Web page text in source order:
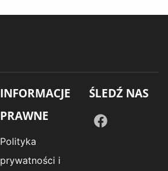
INFORMACJE
PRAWNE
Polityka
prywatności i
ŚLEDŹ NAS